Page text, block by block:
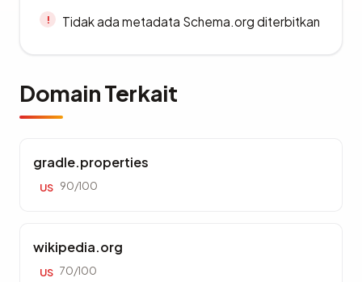
Tidak ada metadata Schema.org diterbitkan
Domain Terkait
gradle.properties
US 90/100
wikipedia.org
US 70/100